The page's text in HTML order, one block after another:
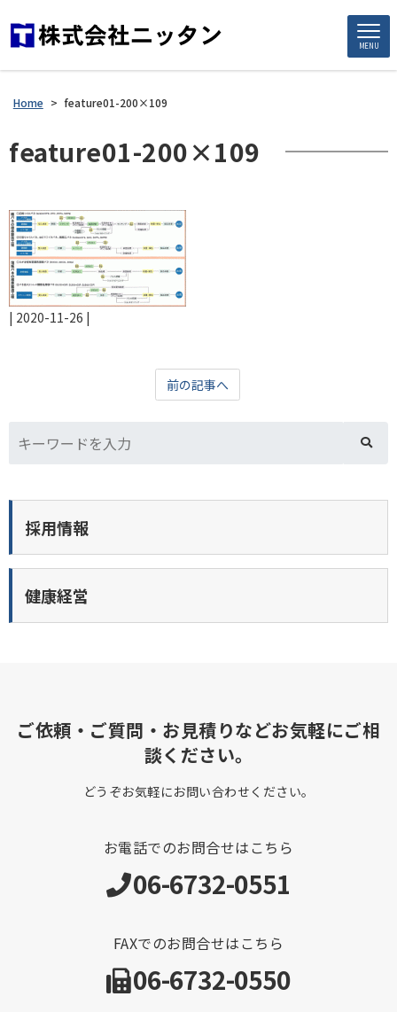
MENU
Home > feature01-200×109
feature01-200×109
| 2020-11-26 |
前の記事へ
採用情報
健康経営
ご依頼・ご質問・お見積りなどお気軽にご相
談ください。
どうぞお気軽にお問い合わせください。
お電話でのお問合せはこちら
06-6732-0551
FAXでのお問合せはこちら
06-6732-0550